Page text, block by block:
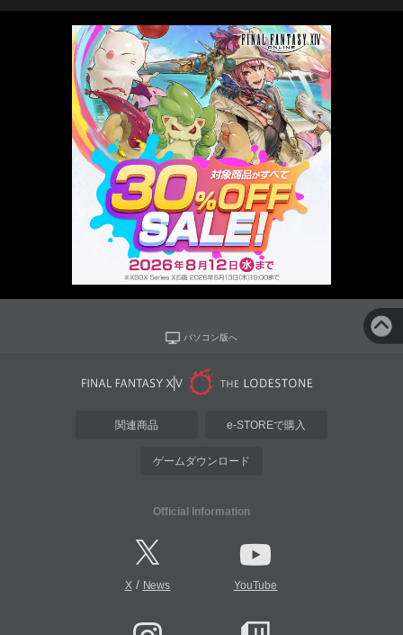
パソコン版へ
関連商品 e-STOREで購入
ゲームダウンロード
Official Information
X/ News YouTube